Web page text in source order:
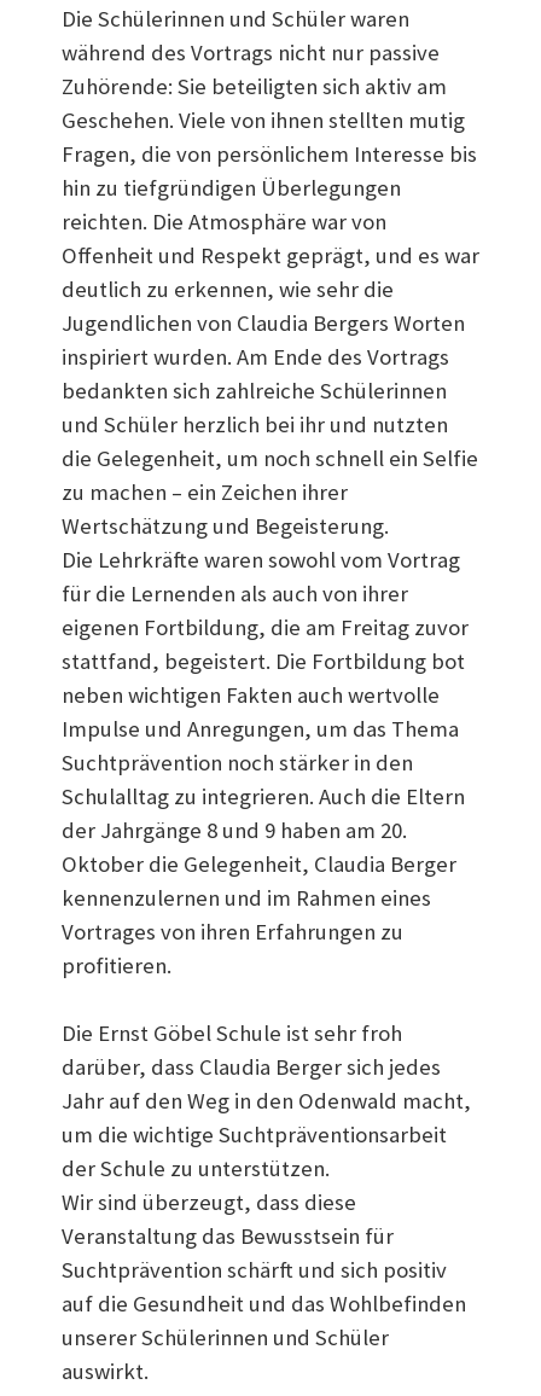
Die Schülerinnen und Schüler waren
während des Vortrags nicht nur passive
Zuhörende: Sie beteiligten sich aktiv am
Geschehen. Viele von ihnen stellten mutig
Fragen, die von persönlichem Interesse bis
hin zu tiefgründigen Überlegungen
reichten. Die Atmosphäre war von
Offenheit und Respekt geprägt, und es war
deutlich zu erkennen, wie sehr die
Jugendlichen von Claudia Bergers Worten
inspiriert wurden. Am Ende des Vortrags
bedankten sich zahlreiche Schülerinnen
und Schüler herzlich bei ihr und nutzten
die Gelegenheit, um noch schnell ein Selfie
zu machen – ein Zeichen ihrer
Wertschätzung und Begeisterung.
Die Lehrkräfte waren sowohl vom Vortrag
für die Lernenden als auch von ihrer
eigenen Fortbildung, die am Freitag zuvor
stattfand, begeistert. Die Fortbildung bot
neben wichtigen Fakten auch wertvolle
Impulse und Anregungen, um das Thema
Suchtprävention noch stärker in den
Schulalltag zu integrieren. Auch die Eltern
der Jahrgänge 8 und 9 haben am 20.
Oktober die Gelegenheit, Claudia Berger
kennenzulernen und im Rahmen eines
Vortrages von ihren Erfahrungen zu
profitieren.
Die Ernst Göbel Schule ist sehr froh
darüber, dass Claudia Berger sich jedes
Jahr auf den Weg in den Odenwald macht,
um die wichtige Suchtpräventionsarbeit
der Schule zu unterstützen.
Wir sind überzeugt, dass diese
Veranstaltung das Bewusstsein für
Suchtprävention schärft und sich positiv
auf die Gesundheit und das Wohlbefinden
unserer Schülerinnen und Schüler
auswirkt.